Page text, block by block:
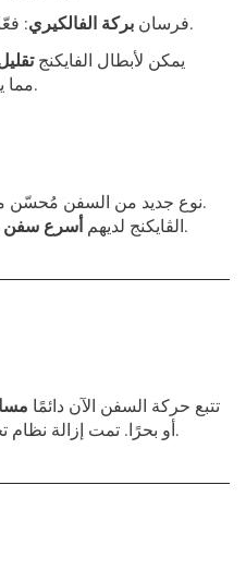
فرسان بركة الفالكيري
: فعّالون جدًا في استهلاك القمح.
يمكن لأبطال الفايكنج
مما يجعلهم قادة هجوميين أقوياء.
نوع جديد من السفن مُحسّن.
الڤايكنج لديهمأسرع سفن ، مما يمنحهم ميزة في البحر.
تتبع حركة السفن الآن دائمًا
أو بحرًا. تمت إزالة نظام تحديد المسار الأقدم والأكثر تعقيدًا.